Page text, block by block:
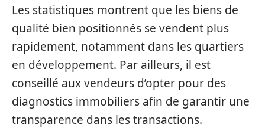
Les statistiques montrent que les biens de
qualité bien positionnés se vendent plus
rapidement, notamment dans les quartiers
en développement. Par ailleurs, il est
conseillé aux vendeurs d’opter pour des
diagnostics immobiliers afin de garantir une
transparence dans les transactions.